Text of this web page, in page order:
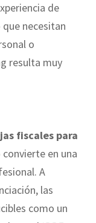
de
necesitan
o
resulta muy
fiscales para
convierte en una
A
las
como un